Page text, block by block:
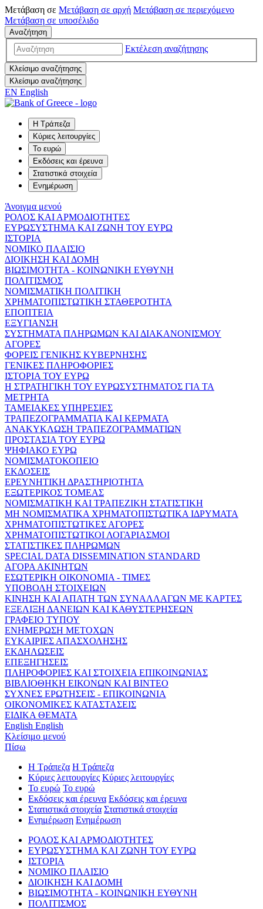
Μετάβαση σε Μετάβαση σε αρχή Μετάβαση σε περιεχόμενο
Μετάβαση σε υποσέλιδο
Αναζήτηση
Εκτέλεση αναζήτησης
Κλείσιμο αναζήτησης
Κλείσιμο αναζήτησης
EN English
Η Τράπεζα
Κύριες λειτουργίες
Το ευρώ
Εκδόσεις και έρευνα
Στατιστικά στοιχεία
Ενημέρωση
Άνοιγμα μενού
ΡΟΛΟΣ ΚΑΙ ΑΡΜΟΔΙΟΤΗΤΕΣ
ΕΥΡΩΣΥΣΤΗΜΑ ΚΑΙ ΖΩΝΗ ΤΟΥ ΕΥΡΩ
ΙΣΤΟΡΙΑ
ΝΟΜΙΚΟ ΠΛΑΙΣΙΟ
ΔΙΟΙΚΗΣΗ ΚΑΙ ΔΟΜΗ
ΒΙΩΣΙΜΟΤΗΤΑ - ΚΟΙΝΩΝΙΚΗ ΕΥΘΥΝΗ
ΠΟΛΙΤΙΣΜΟΣ
ΝΟΜΙΣΜΑΤΙΚΗ ΠΟΛΙΤΙΚΗ
ΧΡΗΜΑΤΟΠΙΣΤΩΤΙΚΗ ΣΤΑΘΕΡΟΤΗΤΑ
ΕΠΟΠΤΕΙΑ
ΕΞΥΓΙΑΝΣΗ
ΣΥΣΤΗΜΑΤΑ ΠΛΗΡΩΜΩΝ ΚΑΙ ΔΙΑΚΑΝΟΝΙΣΜΟΥ
ΑΓΟΡΕΣ
ΦΟΡΕΙΣ ΓΕΝΙΚΗΣ ΚΥΒΕΡΝΗΣΗΣ
ΓΕΝΙΚΕΣ ΠΛΗΡΟΦΟΡΙΕΣ
ΙΣΤΟΡΙΑ ΤΟΥ ΕΥΡΩ
Η ΣΤΡΑΤΗΓΙΚΗ ΤΟΥ ΕΥΡΩΣΥΣΤΗΜΑΤΟΣ ΓΙΑ ΤΑ
ΜΕΤΡΗΤΑ
ΤΑΜΕΙΑΚΕΣ ΥΠΗΡΕΣΙΕΣ
ΤΡΑΠΕΖΟΓΡΑΜΜΑΤΙΑ ΚΑΙ ΚΕΡΜΑΤΑ
ΑΝΑΚΥΚΛΩΣΗ ΤΡΑΠΕΖΟΓΡΑΜΜΑΤΙΩΝ
ΠΡΟΣΤΑΣΙΑ ΤΟΥ ΕΥΡΩ
ΨΗΦΙΑΚΟ ΕΥΡΩ
ΝΟΜΙΣΜΑΤΟΚΟΠΕΙΟ
ΕΚΔΟΣΕΙΣ
ΕΡΕΥΝΗΤΙΚΗ ΔΡΑΣΤΗΡΙΟΤΗΤΑ
ΕΞΩΤΕΡΙΚΟΣ ΤΟΜΕΑΣ
ΝΟΜΙΣΜΑΤΙΚΗ ΚΑΙ ΤΡΑΠΕΖΙΚΗ ΣΤΑΤΙΣΤΙΚΗ
ΜΗ ΝΟΜΙΣΜΑΤΙΚΑ ΧΡΗΜΑΤΟΠΙΣΤΩΤΙΚΑ ΙΔΡΥΜΑΤΑ
ΧΡΗΜΑΤΟΠΙΣΤΩΤΙΚΕΣ ΑΓΟΡΕΣ
ΧΡΗΜΑΤΟΠΙΣΤΩΤΙΚΟΙ ΛΟΓΑΡΙΑΣΜΟΙ
ΣΤΑΤΙΣΤΙΚΕΣ ΠΛΗΡΩΜΩΝ
SPECIAL DATA DISSEMINATION STANDARD
ΑΓΟΡΑ ΑΚΙΝΗΤΩΝ
ΕΣΩΤΕΡΙΚΗ ΟΙΚΟΝΟΜΙΑ - ΤΙΜΕΣ
ΥΠΟΒΟΛΗ ΣΤΟΙΧΕΙΩΝ
ΚΙΝΗΣΗ ΚΑΙ ΑΠΑΤΗ ΤΩΝ ΣΥΝΑΛΛΑΓΩΝ ΜΕ ΚΑΡΤΕΣ
ΕΞΕΛΙΞΗ ΔΑΝΕΙΩΝ ΚΑΙ ΚΑΘΥΣΤΕΡΗΣΕΩΝ
ΓΡΑΦΕΙΟ ΤΥΠΟΥ
ΕΝΗΜΕΡΩΣΗ ΜΕΤΟΧΩΝ
ΕΥΚΑΙΡΙΕΣ ΑΠΑΣΧΟΛΗΣΗΣ
ΕΚΔΗΛΩΣΕΙΣ
ΕΠΕΞΗΓΗΣΕΙΣ
ΠΛΗΡΟΦΟΡΙΕΣ ΚΑΙ ΣΤΟΙΧΕΙΑ ΕΠΙΚΟΙΝΩΝΙΑΣ
ΒΙΒΛΙΟΘΗΚΗ ΕΙΚΟΝΩΝ ΚΑΙ ΒΙΝΤΕΟ
ΣΥΧΝΕΣ ΕΡΩΤΗΣΕΙΣ - ΕΠΙΚΟΙΝΩΝΙΑ
ΟΙΚΟΝΟΜΙΚΕΣ ΚΑΤΑΣΤΑΣΕΙΣ
ΕΙΔΙΚΑ ΘΕΜΑΤΑ
English English
Κλείσιμο μενού
Πίσω
Η Τράπεζα Η Τράπεζα
Κύριες λειτουργίες Κύριες λειτουργίες
Το ευρώ Το ευρώ
Εκδόσεις και έρευνα Εκδόσεις και έρευνα
Στατιστικά στοιχεία Στατιστικά στοιχεία
Ενημέρωση Ενημέρωση
ΡΟΛΟΣ ΚΑΙ ΑΡΜΟΔΙΟΤΗΤΕΣ
ΕΥΡΩΣΥΣΤΗΜΑ ΚΑΙ ΖΩΝΗ ΤΟΥ ΕΥΡΩ
ΙΣΤΟΡΙΑ
ΝΟΜΙΚΟ ΠΛΑΙΣΙΟ
ΔΙΟΙΚΗΣΗ ΚΑΙ ΔΟΜΗ
ΒΙΩΣΙΜΟΤΗΤΑ - ΚΟΙΝΩΝΙΚΗ ΕΥΘΥΝΗ
ΠΟΛΙΤΙΣΜΟΣ